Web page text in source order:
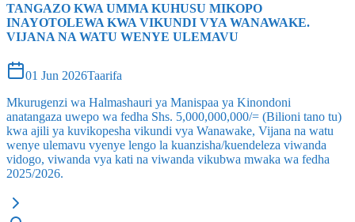
TANGAZO KWA UMMA KUHUSU MIKOPO
INAYOTOLEWA KWA VIKUNDI VYA WANAWAKE.
VIJANA NA WATU WENYE ULEMAVU
01 Jun 2026Taarifa
Mkurugenzi wa Halmashauri ya Manispaa ya Kinondoni
anatangaza uwepo wa fedha Shs. 5,000,000,000/= (Bilioni tano tu)
kwa ajili ya kuvikopesha vikundi vya Wanawake, Vijana na watu
wenye ulemavu vyenye lengo la kuanzisha/kuendeleza viwanda
vidogo, viwanda vya kati na viwanda vikubwa mwaka wa fedha
2025/2026.